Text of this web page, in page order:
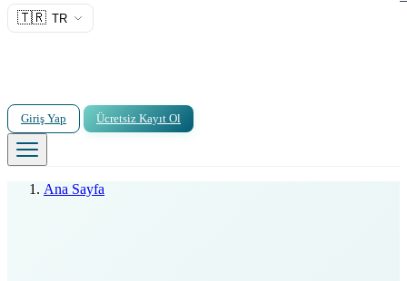
🇹🇷 TR
Giriş Yap Ücretsiz Kayıt Ol
Ana Sayfa